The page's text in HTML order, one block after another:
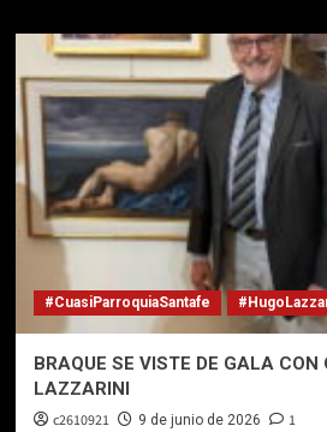
#CuasiParroquiaSantafe
BRAQUE SE VISTE DE GALA CON
LAZZARINI
c2610921 9 de junio de 2026 1